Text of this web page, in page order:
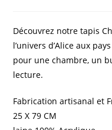
Découvrez notre tapis
l’univers d’Alice aux
pour une chambre, un
lecture.
Fabrication artisanal et
25 X 79 CM